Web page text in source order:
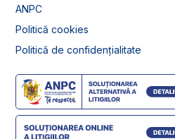
ANPC
Politică cookies
Politică de confidențialitate